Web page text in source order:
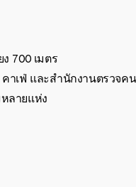
700 เมตร
าเฟ่ และสำนักงานตรวจคน
ลายแห่ง